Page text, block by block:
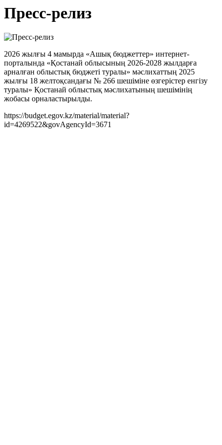
Пресс-релиз
2026 жылғы 4 мамырда «Ашық бюджеттер» интернет-
порталында «Қостанай облысының 2026-2028 жылдарға
арналған облыстық бюджеті туралы» мәслихаттың 2025
жылғы 18 желтоқсандағы № 266 шешіміне өзгерістер енгізу
туралы» Қостанай облыстық мәслихатының шешімінің
жобасы орналастырылды.
https://budget.egov.kz/material/material?
id=4269522&govAgencyId=3671